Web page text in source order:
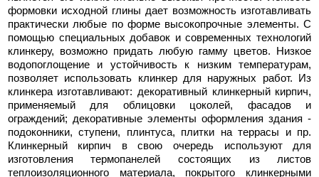
формовки исходной глины дает возможность изготавливать
практически любые по форме высокопрочные элементы. С
помощью специальных добавок и современных технологий
клинкеру, возможно придать любую гамму цветов. Низкое
водопоглощение и устойчивость к низким температурам,
позволяет использовать клинкер для наружных работ. Из
клинкера изготавливают: декоративный клинкерный кирпич,
применяемый для облицовки цоколей, фасадов и
ограждений; декоративные элементы оформления здания -
подоконники, ступени, плинтуса, плитки на террасы и пр.
Клинкерный кирпич в свою очередь используют для
изготовления термопанелей состоящих из листов
теплоизоляционного материала, покрытого клинкерными